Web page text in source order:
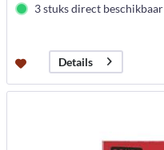
3 stuks direct beschikbaar
Details